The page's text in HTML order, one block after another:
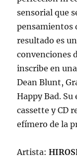
sensorial que
pensamientos
resultado es
convenciones
inscribe en
Dean Blunt,
Happy Bad.
cassette y CD
efímero de la
Artista: